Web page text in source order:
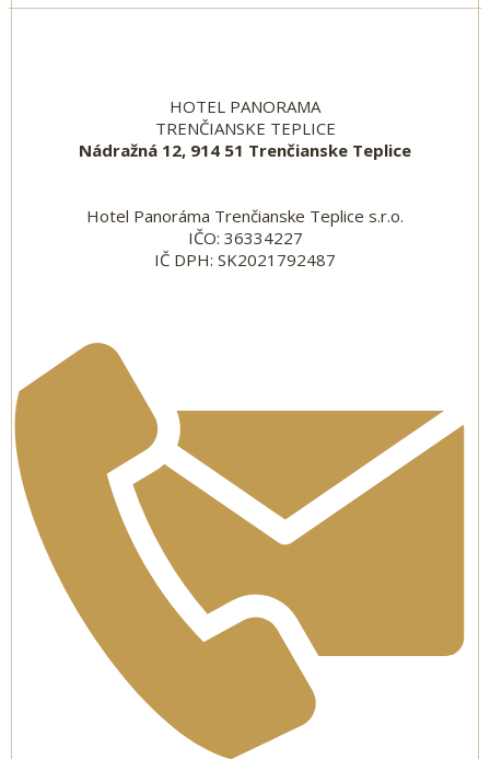
HOTEL PANORAMA
TRENČIANSKE TEPLICE
Nádražná 12, 914 51 Trenčianske Teplice
Hotel Panoráma Trenčianske Teplice s.r.o.
IČO: 36334227
IČ DPH: SK2021792487